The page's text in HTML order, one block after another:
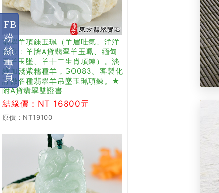
翡翠羊項鍊玉珮（羊眉吐氣、洋洋
如意：羊牌A貨翡翠羊玉珮、緬甸
玉羊玉墜、羊十二生肖項鍊）。淡
綠加淺紫糯種羊，GO083。客製化
訂做各種翡翠羊吊墜玉珮項鍊。★
附A貨翡翠雙證書
結緣價：NT 16800元
原價：NT19100
FB
粉
絲
專
頁